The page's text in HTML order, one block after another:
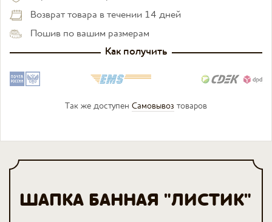
Возврат товара в течении 14 дней
Пошив по вашим размерам
Как получить
Так же доступен Самовывоз товаров
ШАПКА БАННАЯ "ЛИСТИК"